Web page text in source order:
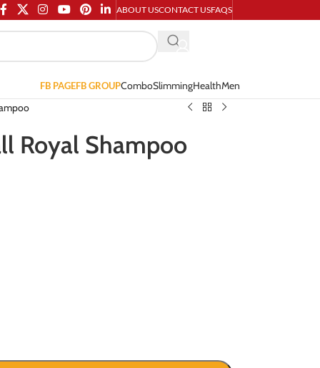
ABOUT USCONTACT USFAQS
FB PAGEFB GROUPComboSlimmingHealthMen
Royal Shampoo